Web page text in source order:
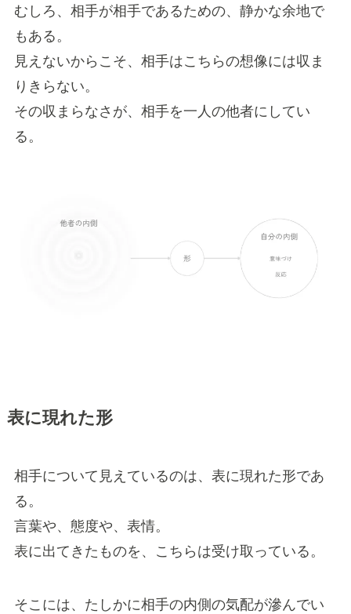
むしろ、相手が相手であるための、静かな余地で
もある。
見えないからこそ、相手はこちらの想像には収ま
りきらない。
その収まらなさが、相手を一人の他者にしてい
る。
表に現れた形
相手について見えているのは、表に現れた形であ
る。
言葉や、態度や、表情。
表に出てきたものを、こちらは受け取っている。
そこには、たしかに相手の内側の気配が滲んでい